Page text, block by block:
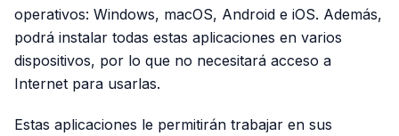
operativos: Windows, macOS, Android e iOS. Además,
podrá instalar todas estas aplicaciones en varios
dispositivos, por lo que no necesitará acceso a
Internet para usarlas.
Estas aplicaciones le permitirán trabajar en sus